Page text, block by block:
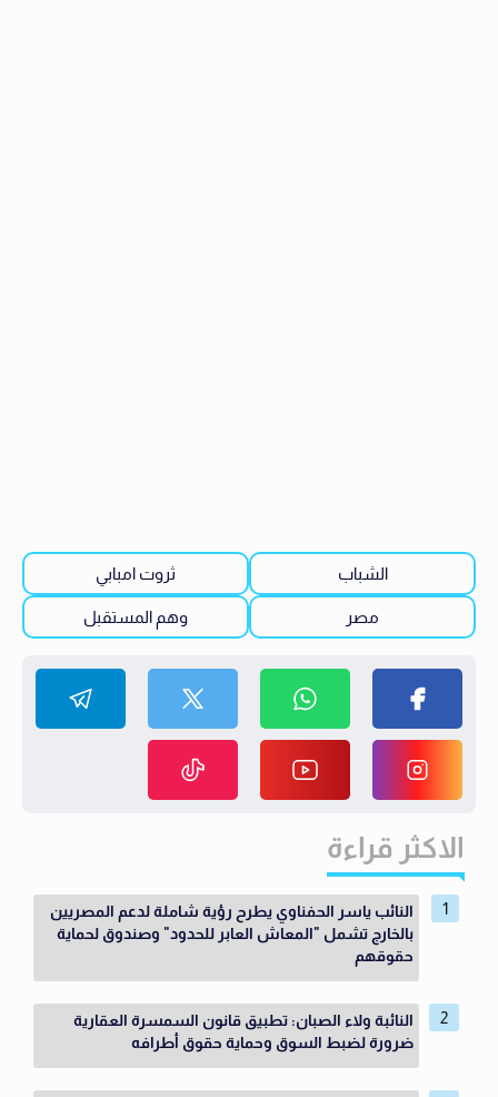
الشباب ثروت امبابي
مصر وهم المستقبل
الاكثر قراءة
النائب ياسر الحفناوي يطرح رؤية شاملة لدعم المصريين
بالخارج تشمل "المعاش العابر للحدود" وصندوق لحماية
حقوقهم
النائبة ولاء الصبان: تطبيق قانون السمسرة العقارية
ضرورة لضبط السوق وحماية حقوق أطرافه